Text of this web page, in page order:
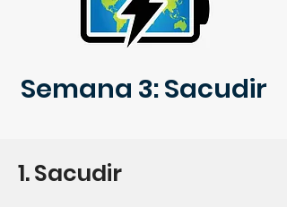
Semana 3: Sacudir
1. Sacudir